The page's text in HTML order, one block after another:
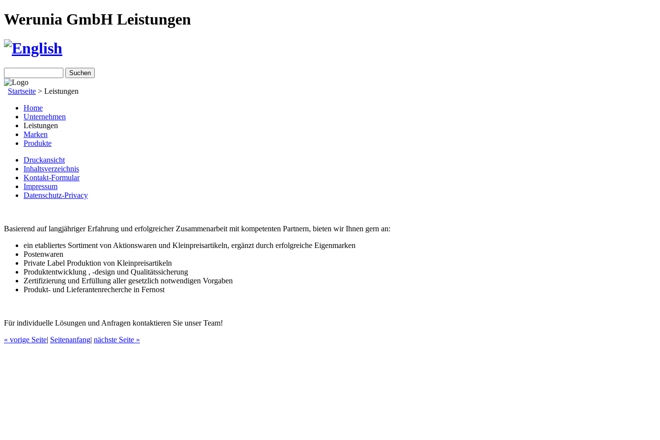
Werunia GmbH Leistungen
Startseite > Leistungen
Home
Unternehmen
Leistungen
Marken
Produkte
Druckansicht
Inhaltsverzeichnis
Kontakt-Formular
Impressum
Datenschutz-Privacy
Basierend auf langjähriger Erfahrung und erfolgreicher Zusammenarbeit mit kompetenten Partnern, bieten wir Ihnen gern an:
ein etabliertes Sortiment von Aktionswaren und Kleinpreisartikeln, ergänzt durch erfolgreiche Eigenmarken
Postenwaren
Private Label Produktion von Kleinpreisartikeln
Produktentwicklung , -design und Qualitätssicherung
Zertifizierung und Erfüllung aller gesetzlich notwendigen Vorgaben
Produkt- und Lieferantenrecherche in Fernost
Für individuelle Lösungen und Anfragen kontaktieren Sie unser Team!
« vorige Seite| Seitenanfang| nächste Seite »